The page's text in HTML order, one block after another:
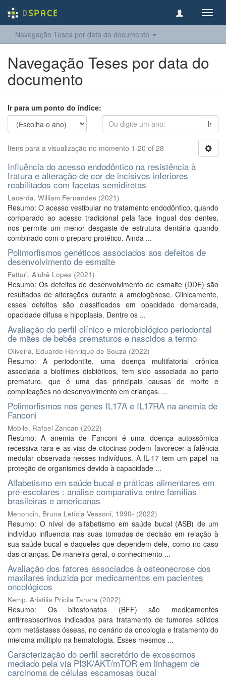
Navegação Teses por data do documento
Navegação Teses por data do
documento
Ir para um ponto do índice:
Ir
Itens para a visualização no momento 1-20 of 28
Influência do acesso endodôntico na resistência à
fratura e alteração de cor de incisivos inferiores
reabilitados com facetas semidiretas
Lacerda, William Fernandes (2021)
Resumo: O acesso vestibular no tratamento endodôntico, quando
comparado ao acesso tradicional pela face lingual dos dentes,
nos permite um menor desgaste de estrutura dentária quando
combinado com o preparo protético. Ainda ...
Polimorfismos genéticos associados aos defeitos de
desenvolvimento de esmalte
Fatturi, Aluhê Lopes (2021)
Resumo: Os defeitos de desenvolvimento de esmalte (DDE) são
resultados de alterações durante a amelogênese. Clinicamente,
esses defeitos são classificados em opacidade demarcada,
opacidade difusa e hipoplasia. Dentre os ...
Avaliação do perfil clínico e microbiológico periodontal
de mães de bebês prematuros e nascidos a termo
Oliveira, Eduardo Henrique de Souza (2022)
Resumo: A periodontite, uma doença multifatorial crônica
associada a biofilmes disbióticos, tem sido associada ao parto
prematuro, que é uma das principais causas de morte e
complicações no desenvolvimento em crianças. ...
Polimorfismos nos genes IL17A e IL17RA na anemia de
Fanconi
Mobile, Rafael Zancan (2022)
Resumo: A anemia de Fanconi é uma doença autossômica
recessiva rara e as vias de citocinas podem favorecer a falência
medular observada nesses indivíduos. A IL-17 tem um papel na
proteção de organismos devido à capacidade ...
Alfabetismo em saúde bucal e práticas alimentares em
pré-escolares : análise comparativa entre famílias
brasileiras e americanas
Menoncin, Bruna Letícia Vessoni, 1990- (2022)
Resumo: O nível de alfabetismo em saúde bucal (ASB) de um
indivíduo influencia nas suas tomadas de decisão em relação à
sua saúde bucal e daqueles que dependem dele, como no caso
das crianças. De maneira geral, o conhecimento ...
Avaliação dos fatores associados à osteonecrose dos
maxilares induzida por medicamentos em pacientes
oncológicos
Kemp, Aristilia Pricila Tahara (2022)
Resumo: Os bifosfonatos (BFF) são medicamentos
antirreabsortivos indicados para tratamento de tumores sólidos
com metástases ósseas, no cenário da oncologia e tratamento do
mieloma múltiplo na hematologia. Esses mesmos ...
Caracterização do perfil secretório de exossomos
mediado pela via PI3K/AKT/mTOR em linhagem de
carcinoma de células escamosas bucal